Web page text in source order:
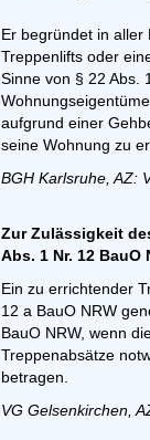
Er begründet in aller
Treppenlifts oder
Sinne von § 22 Abs.
aufgrund einer
seine Wohnung zu
BGH Karlsruhe, AZ:
Zur Zulässigkeit
Abs. 1 Nr. 12 BauO
Ein zu errichtender
12 a BauO NRW
BauO NRW, wenn
Treppenabsätze
betragen.
VG Gelsenkirchen,